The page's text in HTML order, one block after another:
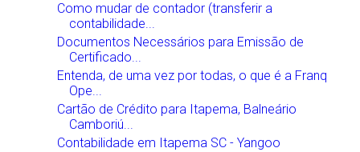
Como mudar de contador (transferir a
contabilidade...
Documentos Necessários para Emissão de
Certificado...
Entenda, de uma vez por todas, o que é a Franq
Ope...
Cartão de Crédito para Itapema, Balneário
Camboriú...
Contabilidade em Itapema SC - Yangoo